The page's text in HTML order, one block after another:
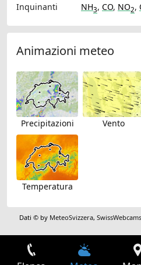
Inquinanti
NH3, CO, NO2,
Animazioni meteo
Precipitazioni Vento
Temperatura
Dati © by MeteoSvizzera,SwissWebcams